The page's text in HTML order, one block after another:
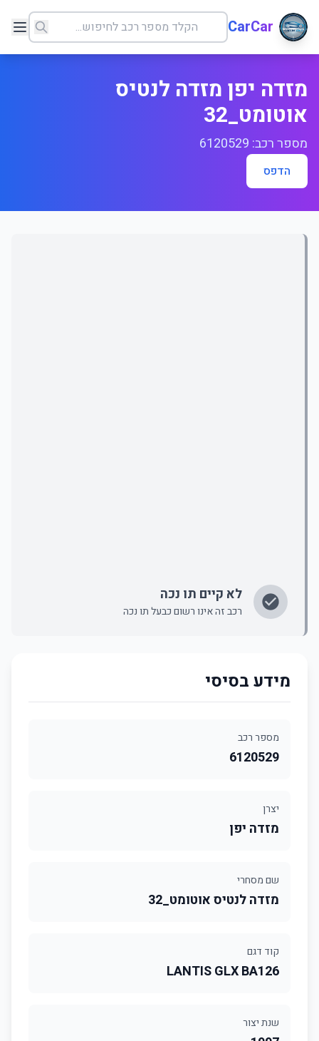
CarCar
מזדה יפן מזדה לנטיס
אוטומט_32
מספר רכב: 6120529
הדפס
לא קיים תו נכה
רכב זה אינו רשום כבעל תו נכה
מידע בסיסי
מספר רכב
6120529
יצרן
מזדה יפן
שם מסחרי
מזדה לנטיס אוטומט_32
קוד דגם
LANTIS GLX BA126
שנת יצור